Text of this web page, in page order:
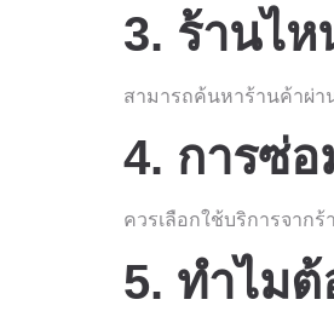
3. ร้านไ
สามารถค้นหาร้านค้าผ่า
4. การซ่
ควรเลือกใช้บริการจาก
5. ทำไมต้